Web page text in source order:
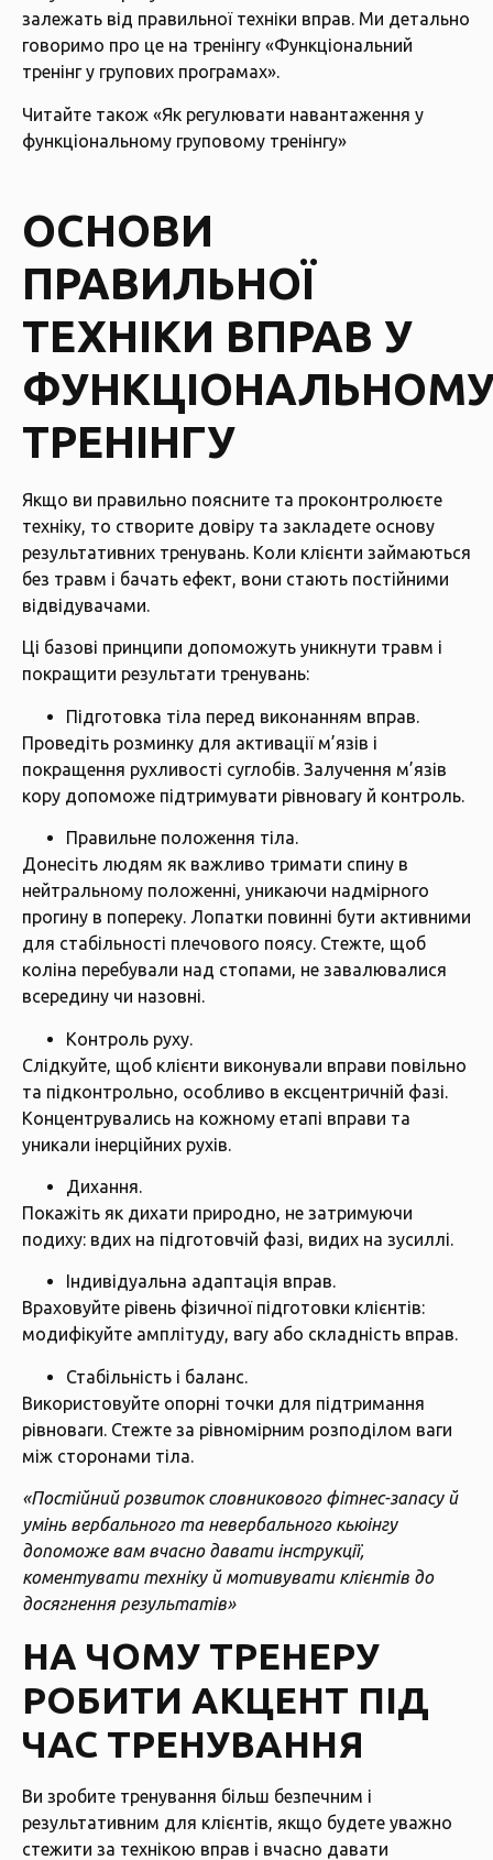
залежать від правильної техніки вправ. Ми детально
говоримо про це на тренінгу «Функціональний
тренінг у групових програмах».
Читайте також «Як регулювати навантаження у
функціональному груповому тренінгу»
ОСНОВИ
ПРАВИЛЬНОЇ
ТЕХНІКИ ВПРАВ У
ТРЕНІНГУ
Якщо ви правильно поясните та проконтролюєте
техніку, то створите довіру та закладете основу
результативних тренувань. Коли клієнти займаються
без травм і бачать ефект, вони стають постійними
відвідувачами.
Ці базові принципи допоможуть уникнути травм і
покращити результати тренувань:
Підготовка тіла перед виконанням вправ.
Проведіть розминку для активації м’язів і
покращення рухливості суглобів. Залучення м’язів
кору допоможе підтримувати рівновагу й контроль.
Правильне положення тіла.
Донесіть людям як важливо тримати спину в
нейтральному положенні, уникаючи надмірного
прогину в попереку. Лопатки повинні бути активними
для стабільності плечового поясу. Стежте, щоб
коліна перебували над стопами, не завалювалися
всередину чи назовні.
Контроль руху.
Слідкуйте, щоб клієнти виконували вправи повільно
та підконтрольно, особливо в ексцентричній фазі.
Концентрувались на кожному етапі вправи та
уникали інерційних рухів.
Дихання.
Покажіть як дихати природно, не затримуючи
подиху: вдих на підготовчій фазі, видих на зусиллі.
Індивідуальна адаптація вправ.
Враховуйте рівень фізичної підготовки клієнтів:
модифікуйте амплітуду, вагу або складність вправ.
Стабільність і баланс.
Використовуйте опорні точки для підтримання
рівноваги. Стежте за рівномірним розподілом ваги
між сторонами тіла.
«Постійний розвиток словникового фітнес-запасу й
умінь вербального та невербального кьюінгу
допоможе вам вчасно давати інструкції,
коментувати техніку й мотивувати клієнтів до
досягнення результатів»
НА ЧОМУ ТРЕНЕРУ
РОБИТИ АКЦЕНТ ПІД
ЧАС ТРЕНУВАННЯ
Ви зробите тренування більш безпечним і
результативним для клієнтів, якщо будете уважно
стежити за технікою вправ і вчасно давати